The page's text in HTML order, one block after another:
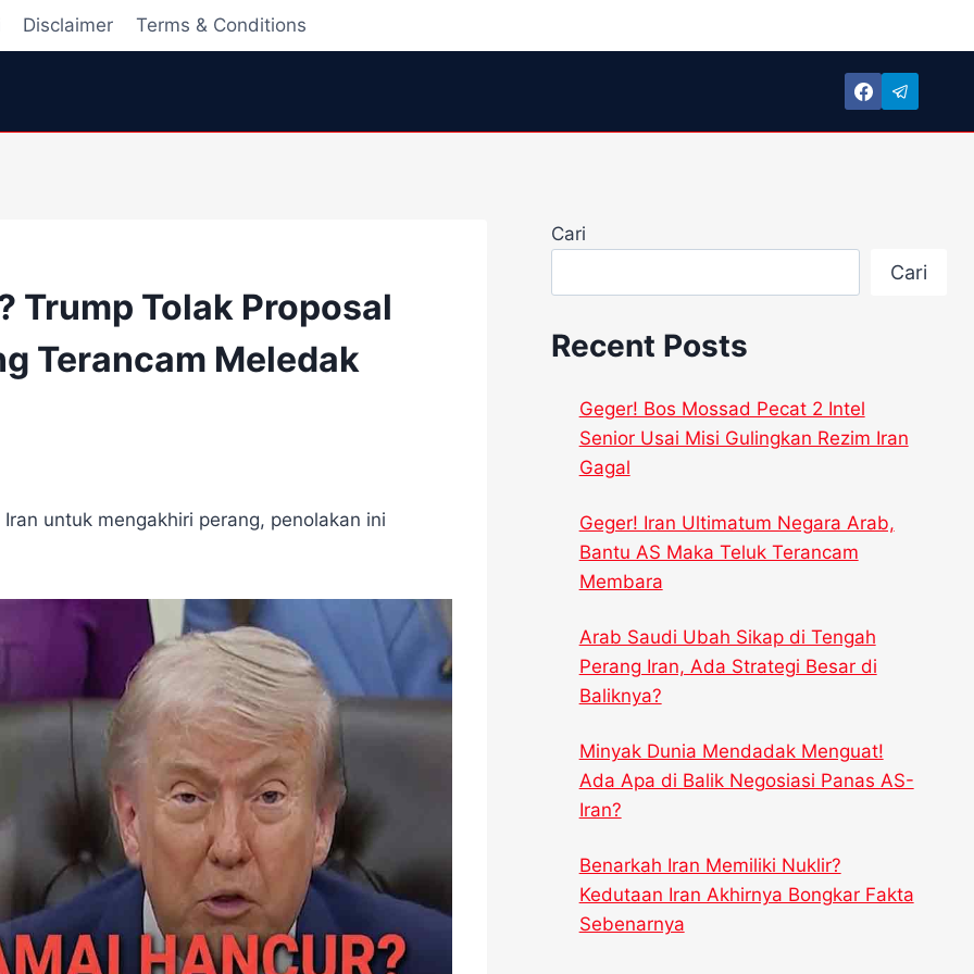
Disclaimer Terms & Conditions
Trump Tolak Proposal
Terancam Meledak
untuk mengakhiri perang, penolakan ini
Cari
Cari
Recent Posts
Geger! Bos Mossad Pecat 2 Intel
Senior Usai Misi Gulingkan Rezim Iran
Gagal
Geger! Iran Ultimatum Negara Arab,
Bantu AS Maka Teluk Terancam
Membara
Arab Saudi Ubah Sikap di Tengah
Perang Iran, Ada Strategi Besar di
Baliknya?
Minyak Dunia Mendadak Menguat!
Ada Apa di Balik Negosiasi Panas AS-
Iran?
Benarkah Iran Memiliki Nuklir?
Kedutaan Iran Akhirnya Bongkar Fakta
Sebenarnya